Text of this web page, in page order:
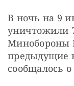
В ночь на 9
уничтожили
Минобороны
предыдущие
сообщалось